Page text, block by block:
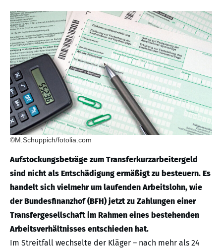
©M.Schuppich/fotolia.com
Aufstockungsbeträge zum Transferkurzarbeitergeld
sind nicht als Entschädigung ermäßigt zu besteuern. Es
handelt sich vielmehr um laufenden Arbeitslohn, wie
der Bundesfinanzhof (BFH) jetzt zu Zahlungen einer
Transfergesellschaft im Rahmen eines bestehenden
Arbeitsverhältnisses entschieden hat.
Im Streitfall wechselte der Kläger – nach mehr als 24